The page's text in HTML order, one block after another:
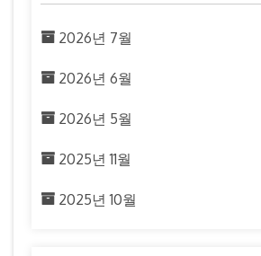
2026년 7월
2026년 6월
2026년 5월
2025년 11월
2025년 10월